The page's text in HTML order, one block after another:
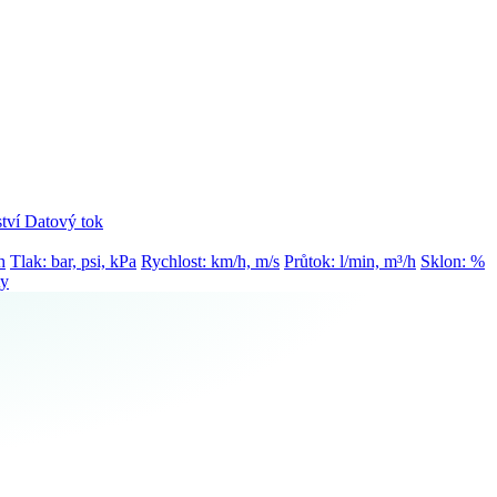
Datový tok
Tlak: bar, psi, kPa Rychlost: km/h, m/s Průtok: l/min, m³/h Sklon: %